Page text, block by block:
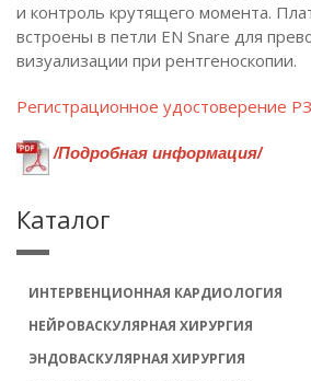
и контроль крутящего момента.
встроены в петли EN Snare для
визуализации при рентгеноскопии.
Регистрационное удостоверение
/Подробная информация/
Каталог
ИНТЕРВЕНЦИОННАЯ КАРДИОЛОГИЯ
НЕЙРОВАСКУЛЯРНАЯ ХИРУРГИЯ
ЭНДОВАСКУЛЯРНАЯ ХИРУРГИЯ